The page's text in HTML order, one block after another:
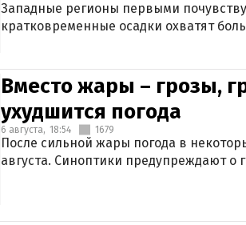
Западные регионы первыми
кратковременные осадки охватят
Вместо жары – грозы,
ухудшится погода
6 августа, 18:54 1679
После сильной жары погода в
августа. Синоптики предупреждают о